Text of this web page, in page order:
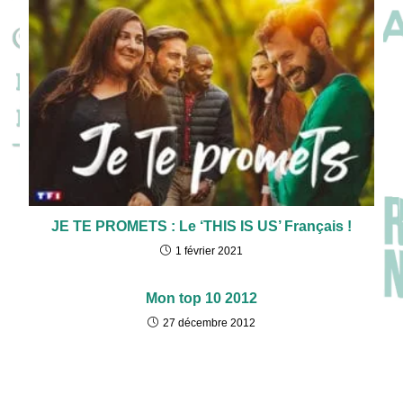
JE TE PROMETS : Le ‘THIS IS US’ Français !
1 février 2021
Mon top 10 2012
27 décembre 2012